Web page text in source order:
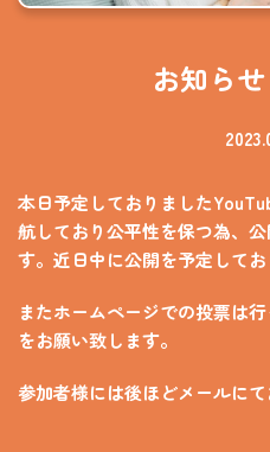
お知らせ
本日予定しておりました
航しており公平性を保つ為、
す。近日中に公開を予定してお
またホームページでの投票は
をお願い致します。
参加者様には後ほどメールにて